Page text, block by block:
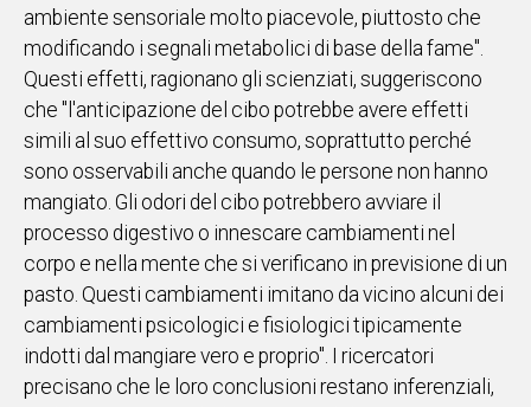
ambiente sensoriale molto piacevole, piuttosto che
modificando i segnali metabolici di base della fame".
Questi effetti, ragionano gli scienziati, suggeriscono
che "l'anticipazione del cibo potrebbe avere effetti
simili al suo effettivo consumo, soprattutto perché
sono osservabili anche quando le persone non hanno
mangiato. Gli odori del cibo potrebbero avviare il
processo digestivo o innescare cambiamenti nel
corpo e nella mente che si verificano in previsione di un
pasto. Questi cambiamenti imitano da vicino alcuni dei
cambiamenti psicologici e fisiologici tipicamente
indotti dal mangiare vero e proprio". I ricercatori
precisano che le loro conclusioni restano inferenziali,